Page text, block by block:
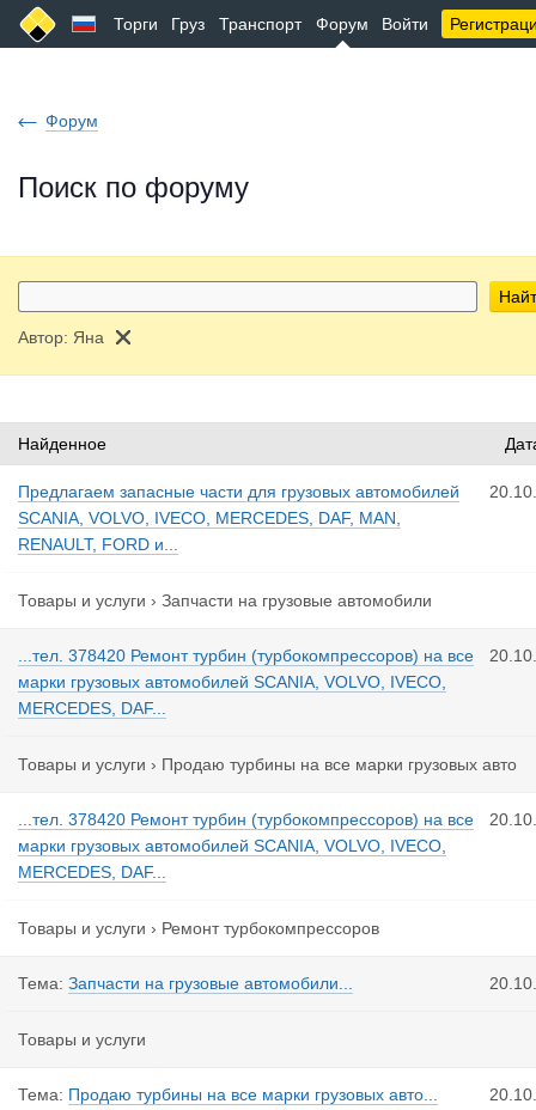
Торги Груз Транспорт Форум Войти
Форум
Поиск по форуму
Автор: Яна
Найденное
Предлагаем запасные части для грузовых автомобилей
SCANIA, VOLVO, IVECO, MERCEDES, DAF, MAN,
RENAULT, FORD и...
Товары и услуги › Запчасти на грузовые автомобили
...тел. 378420 Ремонт турбин (турбокомпрессоров) на все
марки грузовых автомобилей SCANIA, VOLVO, IVECO,
MERCEDES, DAF...
Товары и услуги › Продаю турбины на все марки грузовых авто
...тел. 378420 Ремонт турбин (турбокомпрессоров) на все
марки грузовых автомобилей SCANIA, VOLVO, IVECO,
MERCEDES, DAF...
Товары и услуги › Ремонт турбокомпрессоров
Тема: Запчасти на грузовые автомобили...
Товары и услуги
Тема: Продаю турбины на все марки грузовых авто...